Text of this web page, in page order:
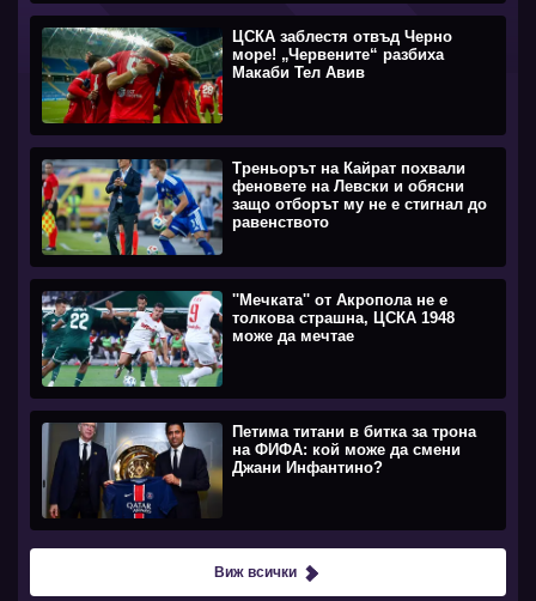
ЦСКА заблестя отвъд Черно
море! „Червените“ разбиха
Макаби Тел Авив
Треньорът на Кайрат похвали
феновете на Левски и обясни
защо отборът му не е стигнал до
равенството
''Мечката'' от Акропола не е
толкова страшна, ЦСКА 1948
може да мечтае
Петима титани в битка за трона
на ФИФА: кой може да смени
Джани Инфантино?
Виж всички